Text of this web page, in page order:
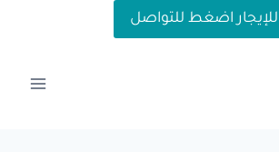
للإيجار اضغط للتواصل